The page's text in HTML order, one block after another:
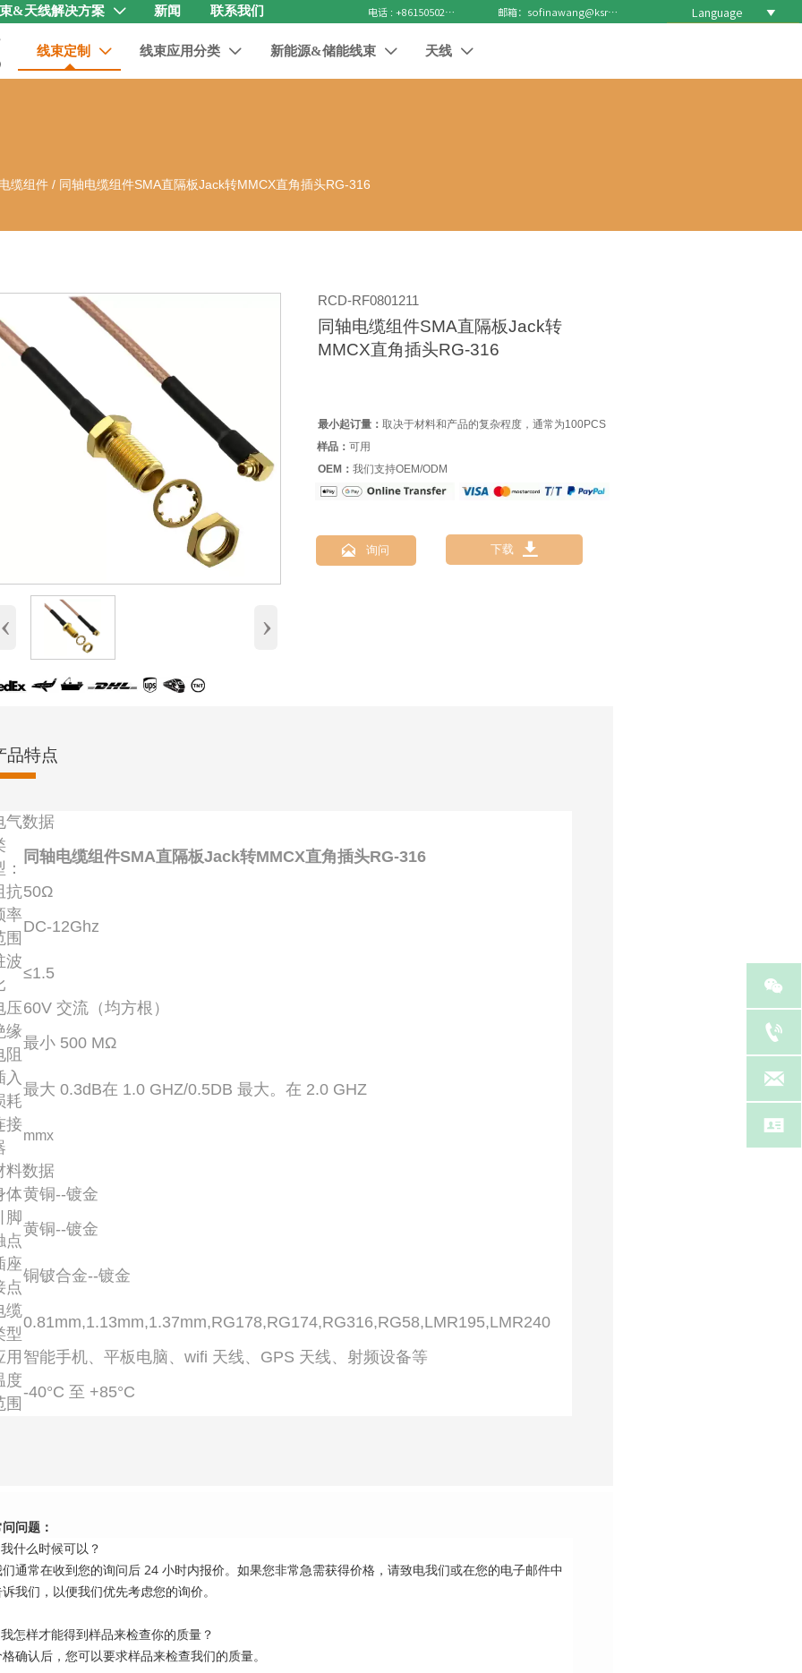
&天线解决方案  新闻 联系我们 电话 : +8615050271688 邮箱：sofinawang@ksrcd.com Language 
线束定制  线束应用分类  新能源&储能线束  天线 
缆组件 / 同轴电缆组件SMA直隔板Jack转MMCX直角插头RG-316
‹ ›
RCD-RF0801211
同轴电缆组件SMA直隔板Jack转
MMCX直角插头RG-316
最小起订量： 取决于材料和产品的复杂程度，通常为100PCS
样品：可用
OEM： 我们支持OEM/ODM
 询问 下载 
品特点
气数据
同轴电缆组件SMA直隔板Jack转MMCX直角插头RG-316
抗50Ω
率
围
DC-12Ghz
波
≤1.5
压60V 交流（均方根）
缘
阻
最小 500 MΩ
入
耗
最大 0.3dB在 1.0 GHZ/0.5DB 最大。在 2.0 GHZ
接
mmx
料数据
体黄铜--镀金
脚
点
黄铜--镀金
座
点
铜铍合金--镀金
缆
型
0.81mm,1.13mm,1.37mm,RG178,RG174,RG316,RG58,LMR195,LMR240
用 智能手机、平板电脑、wifi 天线、GPS 天线、射频设备等
度
围
-40°C 至 +85°C
问题：
什么时候可以？
们通常在收到您的询问后 24 小时内报价。如果您非常急需获得价格，请致电我们或在您的电子邮件中
我们，以便我们优先考虑您的询价。
怎样才能得到样品来检查你的质量？
确认后，您可以要求样品来检查我们的质量。



